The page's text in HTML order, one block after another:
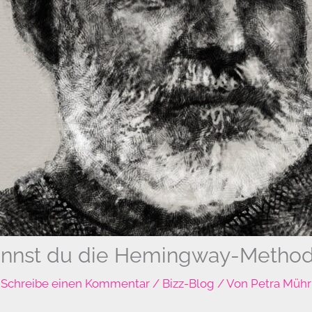
du die Hemingway-
Schreibe einen Kommentar / Bizz-Blog / Von Petra Mühr